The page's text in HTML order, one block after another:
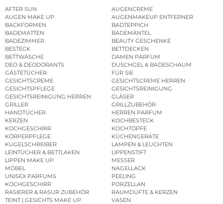
AFTER SUN
AUGENCREME
AUGEN MAKE UP
AUGENMAKEUP ENTFERNER
BACKFORMEN
BADTEPPICH
BADEMATTEN
BADEMÄNTEL
BADEZIMMER
BEAUTY GESCHENKE
BESTECK
BETTDECKEN
BETTWÄSCHE
DAMEN PARFUM
DEO & DEODORANTS
DUSCHGEL & BADESCHAUM
GÄSTETÜCHER
FÜR SIE
GESICHTSCREME
GESICHTSCREME HERREN
GESICHTSPFLEGE
GESICHTSREINIGUNG
GESICHTSREINIGUNG HERREN
GLÄSER
GRILLER
GRILLZUBEHÖR
HANDTÜCHER
HERREN PARFUM
KERZEN
KOCHBESTECK
KOCHGESCHIRR
KOCHTÖPFE
KÖRPERPFLEGE
KÜCHENGERÄTE
KUGELSCHREIBER
LAMPEN & LEUCHTEN
LEINTÜCHER & BETTLAKEN
LIPPENSTIFT
LIPPEN MAKE UP
MESSER
MÖBEL
NAGELLACK
UNISEX PARFUMS
PEELING
KOCHGESCHIRR
PORZELLAN
RASIERER & RASUR ZUBEHÖR
RAUMDÜFTE & KERZEN
TEINT | GESICHTS MAKE UP
VASEN